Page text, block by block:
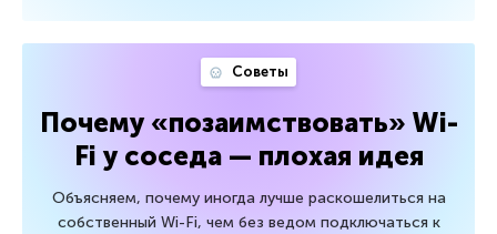
Советы
Почему «позаимствовать» Wi-
Fi у соседа — плохая идея
Объясняем, почему иногда лучше раскошелиться на
собственный Wi-Fi, чем без ведом подключаться к